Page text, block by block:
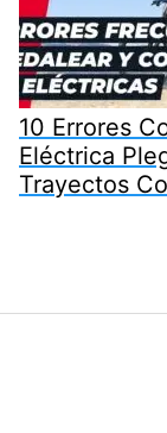
10 Errores
Eléctrica
Trayectos